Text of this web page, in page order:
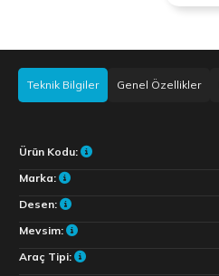
Teknik Bilgiler Genel Özellikler
Ürün Kodu:
Marka:
Desen:
Mevsim:
Araç Tipi: